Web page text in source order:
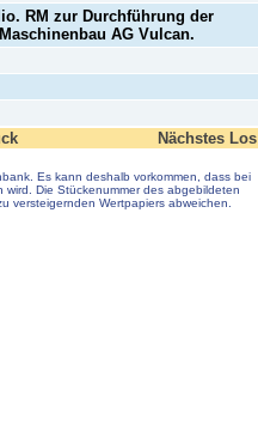
RM zur Durchführung der
AG Vulcan.
Nächstes Los
Es kann deshalb vorkommen, dass bei
Die Stückenummer des abgebildeten
versteigernden Wertpapiers abweichen.